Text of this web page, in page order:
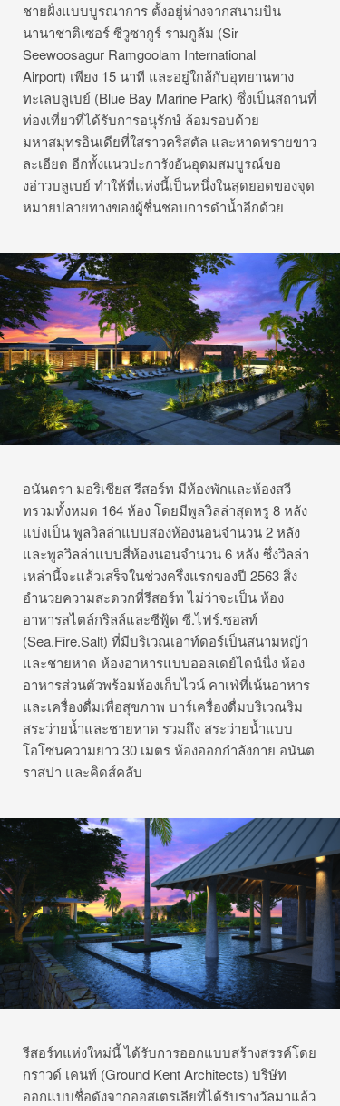
ชายฝั่งแบบบูรณาการ ตั้งอยู่ห่างจากสนามบิน
นานาชาติเซอร์ ซีวูซากูร์ รามกูลัม (Sir
Seewoosagur Ramgoolam International
Airport) เพียง 15 นาที และอยู่ใกล้กับอุทยานทาง
ทะเลบลูเบย์ (Blue Bay Marine Park) ซึ่งเป็นสถานที่
ท่องเที่ยวที่ได้รับการอนุรักษ์ ล้อมรอบด้วย
มหาสมุทรอินเดียที่ใสราวคริสตัล และหาดทรายขาว
ละเอียด อีกทั้งแนวปะการังอันอุดมสมบูรณ์ขอ
งอ่าวบลูเบย์ ทำให้ที่แห่งนี้เป็นหนึ่งในสุดยอดของจุด
หมายปลายทางของผู้ชื่นชอบการดำน้ำอีกด้วย
อนันตรา มอริเชียส รีสอร์ท มีห้องพักและห้องสวี
ทรวมทั้งหมด 164 ห้อง โดยมีพูลวิลล่าสุดหรู 8 หลัง
แบ่งเป็น พูลวิลล่าแบบสองห้องนอนจำนวน 2 หลัง
และพูลวิลล่าแบบสี่ห้องนอนจำนวน 6 หลัง ซึ่งวิลล่า
เหล่านี้จะแล้วเสร็จในช่วงครึ่งแรกของปี 2563 สิ่ง
อำนวยความสะดวกที่รีสอร์ท ไม่ว่าจะเป็น ห้อง
อาหารสไตล์กริลล์และซีฟู้ด ซี.ไฟร์.ซอลท์
(Sea.Fire.Salt) ที่มีบริเวณเอาท์ดอร์เป็นสนามหญ้า
และชายหาด ห้องอาหารแบบออลเดย์ไดน์นิ่ง ห้อง
อาหารส่วนตัวพร้อมห้องเก็บไวน์ คาเฟ่ที่เน้นอาหาร
และเครื่องดื่มเพื่อสุขภาพ บาร์เครื่องดื่มบริเวณริม
สระว่ายน้ำและชายหาด รวมถึง สระว่ายน้ำแบบ
โอโซนความยาว 30 เมตร ห้องออกกำลังกาย อนันต
ราสปา และคิดส์คลับ
รีสอร์ทแห่งใหม่นี้ ได้รับการออกแบบสร้างสรรค์โดย
กราวด์ เคนท์ (Ground Kent Architects) บริษัท
ออกแบบชื่อดังจากออสเตรเลียที่ได้รับรางวัลมาแล้ว